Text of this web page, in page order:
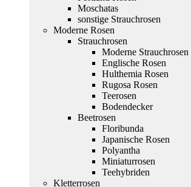
Moschatas
sonstige Strauchrosen
Moderne Rosen
Strauchrosen
Moderne Strauchrosen
Englische Rosen
Hulthemia Rosen
Rugosa Rosen
Teerosen
Bodendecker
Beetrosen
Floribunda
Japanische Rosen
Polyantha
Miniaturrosen
Teehybriden
Kletterrosen